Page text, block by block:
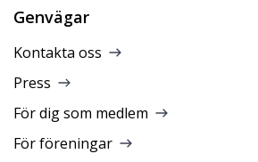
Genvägar
Kontakta oss
Press
För dig som medlem
För föreningar